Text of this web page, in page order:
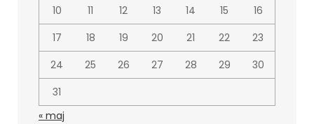
10
11 12 13 14 15
16
17
18 19 20 21 22
23
24
25 26 27 28 29
30
31
« maj